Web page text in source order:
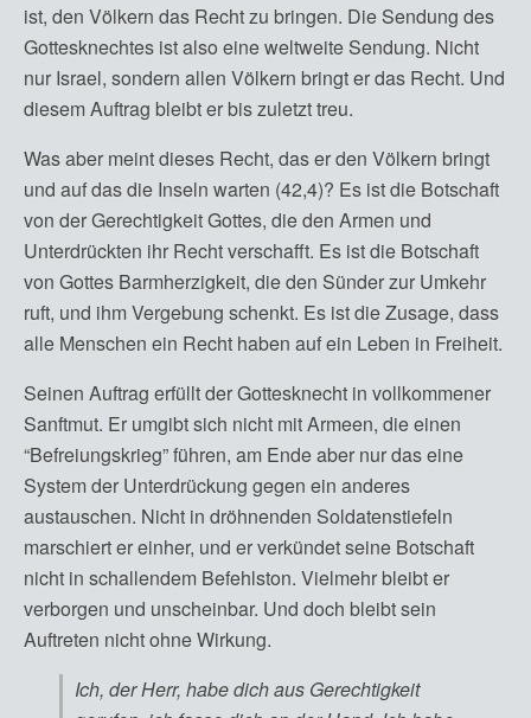
ist, den Völkern das Recht zu bringen. Die Sendung des
Gottesknechtes ist also eine weltweite Sendung. Nicht
nur Israel, sondern allen Völkern bringt er das Recht. Und
diesem Auftrag bleibt er bis zuletzt treu.
Was aber meint dieses Recht, das er den Völkern bringt
und auf das die Inseln warten (42,4)? Es ist die Botschaft
von der Gerechtigkeit Gottes, die den Armen und
Unterdrückten ihr Recht verschafft. Es ist die Botschaft
von Gottes Barmherzigkeit, die den Sünder zur Umkehr
ruft, und ihm Vergebung schenkt. Es ist die Zusage, dass
alle Menschen ein Recht haben auf ein Leben in Freiheit.
Seinen Auftrag erfüllt der Gottesknecht in vollkommener
Sanftmut. Er umgibt sich nicht mit Armeen, die einen
“Befreiungskrieg” führen, am Ende aber nur das eine
System der Unterdrückung gegen ein anderes
austauschen. Nicht in dröhnenden Soldatenstiefeln
marschiert er einher, und er verkündet seine Botschaft
nicht in schallendem Befehlston. Vielmehr bleibt er
verborgen und unscheinbar. Und doch bleibt sein
Auftreten nicht ohne Wirkung.
Ich, der Herr, habe dich aus Gerechtigkeit